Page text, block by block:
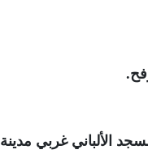
.
الألباني غربي مدينة